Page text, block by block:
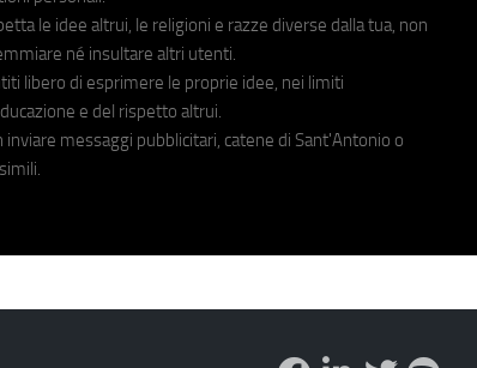
le idee altrui, le religioni e razze diverse dalla tua, non
né insultare altri utenti.
libero di esprimere le proprie idee, nei limiti
e del rispetto altrui.
inviare messaggi pubblicitari, catene di Sant'Antonio o